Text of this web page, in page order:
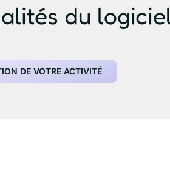
du
DE VOTRE ACTIVITÉ